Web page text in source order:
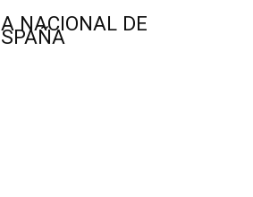
NACIONAL DE